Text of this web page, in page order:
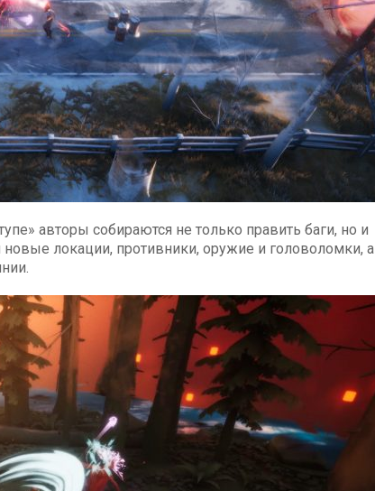
авторы собираются не только править баги, но и
новые локации, противники, оружие и головоломки, а